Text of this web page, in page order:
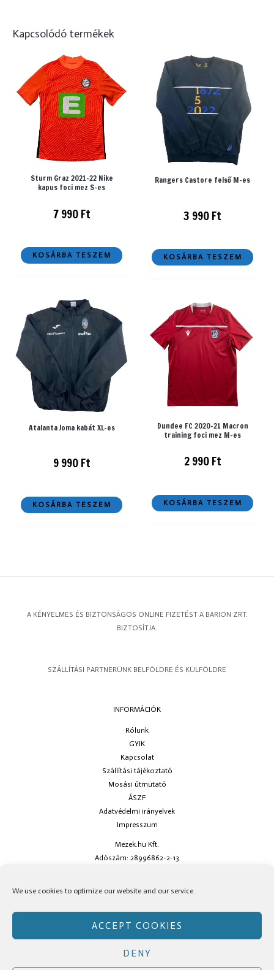
We use cookies to optimize our website and our service.
ACCEPT COOKIES
DENY
Kapcsolódó termékek
Sturm Graz 2021-22 Nike
kapus foci mez S-es
7 990Ft
KOSÁRBA TESZEM
Rangers Castore felső M-es
3 990Ft
KOSÁRBA TESZEM
Atalanta Joma kabát XL-es
9 990Ft
KOSÁRBA TESZEM
Dundee FC 2020-21 Macron
training foci mez M-es
2 990Ft
KOSÁRBA TESZEM
A KÉNYELMES ÉS BIZTONSÁGOS ONLINE FIZETÉST A BARION ZRT.
BIZTOSÍTJA.
SZÁLLÍTÁSI PARTNERÜNK BELFÖLDRE ÉS KÜLFÖLDRE
INFORMÁCIÓK
Rólunk
GYIK
Kapcsolat
Szállítási tájékoztató
Mosási útmutató
ÁSZF
Adatvédelmi irányelvek
Impresszum
Mezek.hu Kft.
Adószám: 28996862-2-13
social oldalainkon!
Copyright © Mezek.hu 2026 Mezek.hu